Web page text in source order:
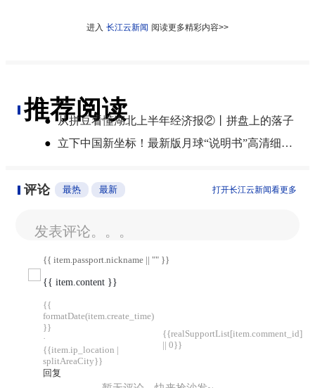
进入 长江云新闻 阅读更多精彩内容>>
推荐阅读
● 从拼豆看懂湖北上半年经济报②丨拼盘上的落子
●
立下中国新坐标！最新版月球“说明书”高清细节图来了
评论 最热 最新 打开长江云新闻看更多
发表评论。。。
{{ item.passport.nickname || "" }}
{{ item.content }}
{{
formatDate(item.create_time)
}}
·
{{item.ip_location |
splitAreaCity}}
回复
{{realSupportList[item.comment_id]
|| 0}}